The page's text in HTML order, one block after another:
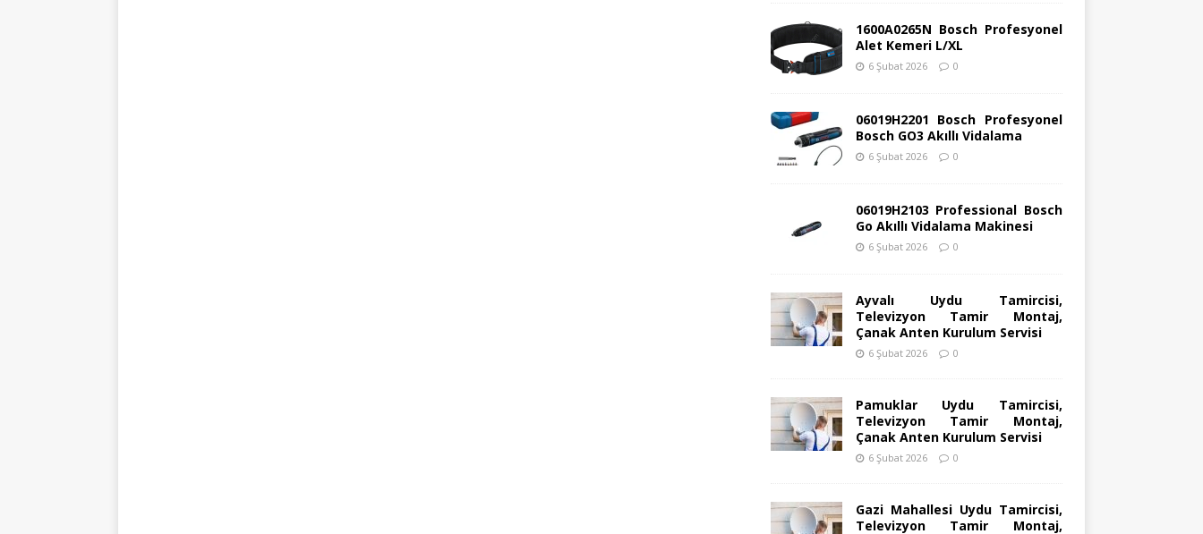
1600A0265N Bosch Profesyonel
Alet Kemeri L/XL
6 Şubat 2026 0
06019H2201 Bosch Profesyonel
Bosch GO3 Akıllı Vidalama
6 Şubat 2026 0
06019H2103 Professional Bosch
Go Akıllı Vidalama Makinesi
6 Şubat 2026 0
Ayvalı Uydu Tamircisi,
Televizyon Tamir Montaj,
Çanak Anten Kurulum Servisi
6 Şubat 2026 0
Pamuklar Uydu Tamircisi,
Televizyon Tamir Montaj,
Çanak Anten Kurulum Servisi
6 Şubat 2026 0
Gazi Mahallesi Uydu Tamircisi,
Televizyon Tamir Montaj,